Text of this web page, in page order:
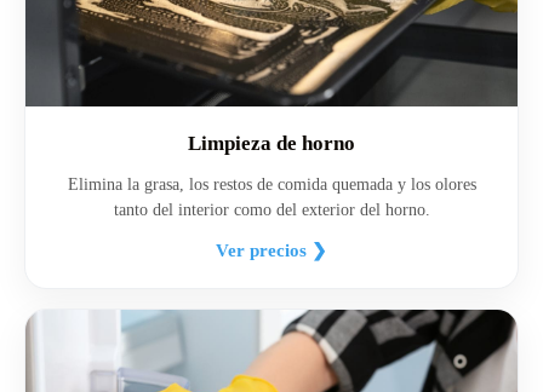
Limpieza de horno
Elimina la grasa, los restos de comida quemada y los olores
tanto del interior como del exterior del horno.
Ver precios ❯